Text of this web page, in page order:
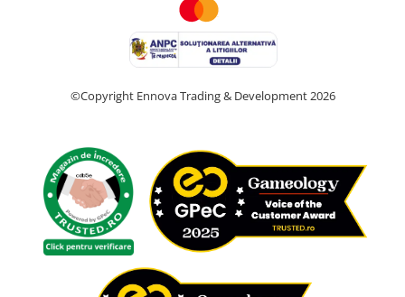
©Copyright Ennova Trading & Development 2026